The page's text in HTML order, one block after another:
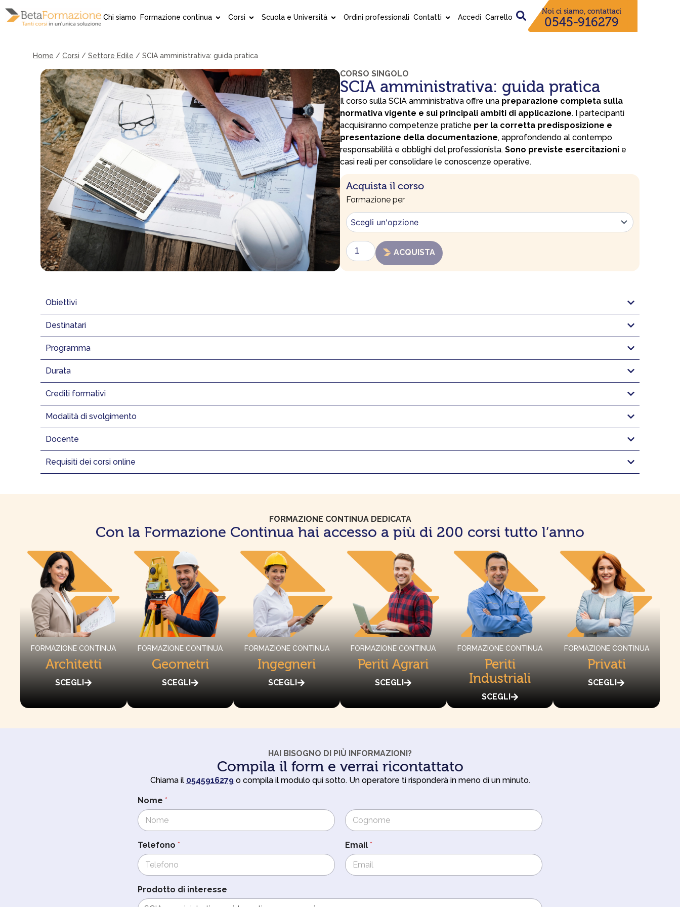
Chi siamo Formazione continua Corsi Scuola e Università Ordini professionali Contatti Accedi Carrello
Noi ci siamo, contattaci
0545-916279
Home / Corsi / Settore Edile / SCIA amministrativa: guida pratica
CORSO SINGOLO
SCIA amministrativa: guida pratica
ChatGPT ha detto:
Il corso sulla SCIA amministrativa offre una preparazione completa sulla
normativa vigente e sui principali ambiti di applicazione. I partecipanti
acquisiranno competenze pratiche per la corretta predisposizione e
presentazione della documentazione, approfondendo al contempo
responsabilità e obblighi del professionista. Sono previste esercitazioni e
casi reali per consolidare le conoscenze operative.
Acquista il corso
Formazione per
SCIA
amministrativa:
guida
pratica
ACQUISTA
Obiettivi
Destinatari
Programma
Durata
Crediti formativi
Modalità di svolgimento
Docente
Requisiti dei corsi online
FORMAZIONE CONTINUA DEDICATA
Con la Formazione Continua hai accesso a più di 200 corsi tutto l’anno
FORMAZIONE CONTINUA
Architetti
SCEGLI
FORMAZIONE CONTINUA
Geometri
SCEGLI
FORMAZIONE CONTINUA
Ingegneri
SCEGLI
FORMAZIONE CONTINUA
Periti Agrari
SCEGLI
FORMAZIONE CONTINUA
Periti
Industriali
SCEGLI
FORMAZIONE CONTINUA
Privati
SCEGLI
HAI BISOGNO DI PIÙ INFORMAZIONI?
Compila il form e verrai ricontattato
Chiama il 0545916279o compila il modulo qui sotto. Un operatore ti risponderà in meno di un minuto.
Nome *
Telefono * Email *
T
Prodotto di interesse